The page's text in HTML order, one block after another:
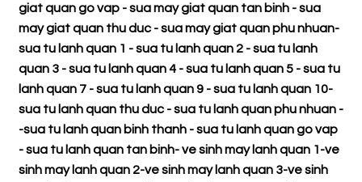
giat quan go vap -sua may giat quan tan binh -sua
may giat quan thu duc -sua may giat quan phu nhuan-
sua tu lanh quan 1 -sua tu lanh quan 2 -sua tu lanh
quan 3 -sua tu lanh quan 4 -sua tu lanh quan 5 -sua tu
lanh quan 7 -sua tu lanh quan 9 -sua tu lanh quan 10-
sua tu lanh quan thu duc -sua tu lanh quan phu nhuan -
-sua tu lanh quan binh thanh -sua tu lanh quan go vap
-sua tu lanh quan tan binh-ve sinh may lanh quan 1-ve
sinh may lanh quan 2-ve sinh may lanh quan 3-ve sinh